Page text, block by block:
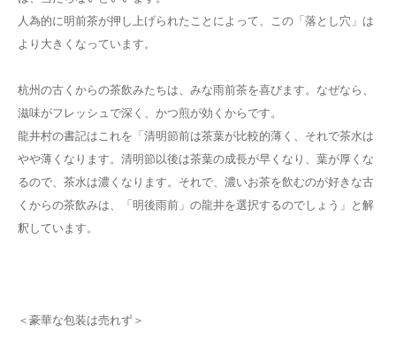
人為的に明前茶が押し上げられたことによって、この「落とし穴」は
より大きくなっています。
杭州の古くからの茶飲みたちは、みな雨前茶を喜びます。なぜなら、
滋味がフレッシュで深く、かつ煎が効くからです。
龍井村の書記はこれを「清明節前は茶葉が比較的薄く、それで茶水は
やや薄くなります。清明節以後は茶葉の成長が早くなり、葉が厚くな
るので、茶水は濃くなります。それで、濃いお茶を飲むのが好きな古
くからの茶飲みは、「明後雨前」の龍井を選択するのでしょう」と解
釈しています。
＜豪華な包装は売れず＞